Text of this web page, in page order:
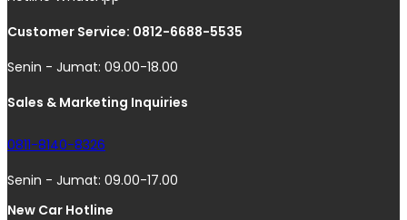
Customer Service: 0812-6688-5535
Senin - Jumat: 09.00-18.00
Sales & Marketing Inquiries
0811-8140-8326
Senin - Jumat: 09.00-17.00
New Car Hotline